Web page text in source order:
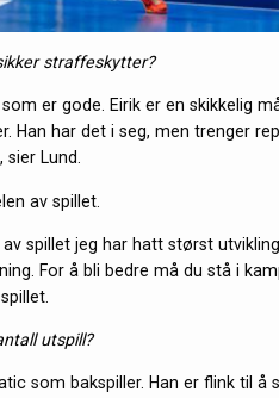
straffeskytter?
er gode. Eirik er en skikkelig
Han har det i seg, men trenger
Lund.
av spillet.
spillet jeg har hatt størst
For å bli bedre må du stå i
utspill?
som bakspiller. Han er flink til å